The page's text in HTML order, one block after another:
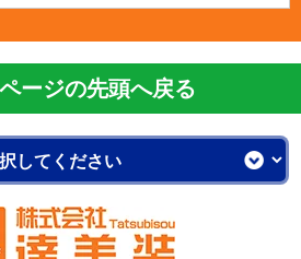
ージの先頭へ戻る